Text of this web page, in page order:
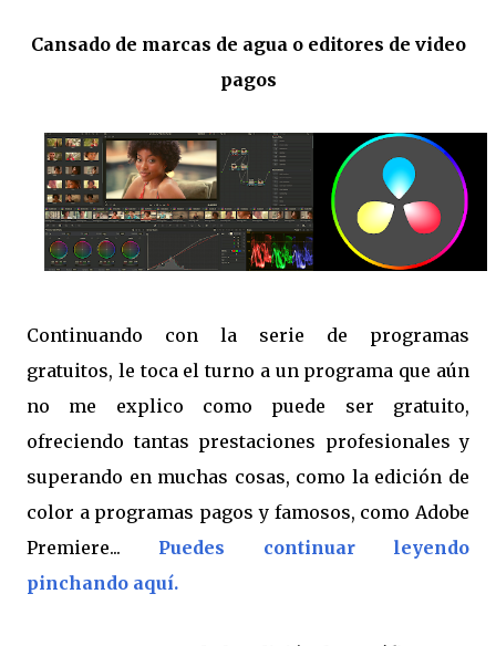
Cansado de marcas de agua o editores de video
pagos
Continuando con la serie de programas
gratuitos, le toca el turno a un programa que aún
no me explico como puede ser gratuito,
ofreciendo tantas prestaciones profesionales y
superando en muchas cosas, como la edición de
color a programas pagos y famosos, como Adobe
Premiere... Puedes continuar leyendo
pinchando aquí.